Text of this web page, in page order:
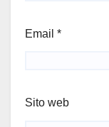
Email *
Sito web